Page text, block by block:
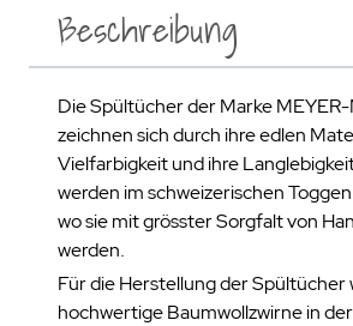
Beschreibung
Die Spültücher der Marke MEYER-
zeichnen sich durch ihre edlen
Vielfarbigkeit und ihre
werden im schweizerischen
wo sie mit grösster Sorgfalt von
werden.
Für die Herstellung der Spültücher
hochwertige Baumwollzwirne in